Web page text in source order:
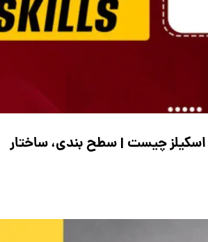
اسکیلز چیست | سطح بندی، ساختار